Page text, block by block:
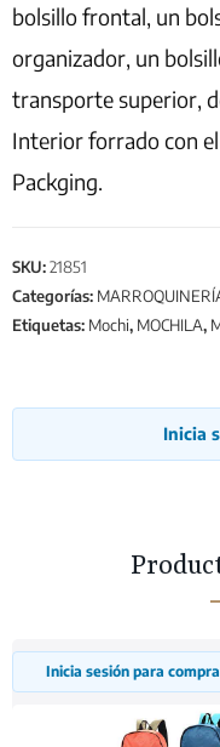
bolsillo frontal, un
organizador, un
transporte superior,
Interior forrado con
Packging.
SKU:21851
Categorías:
Etiquetas: Mochi, MOCHILA,
Inicia
Inicia sesión para